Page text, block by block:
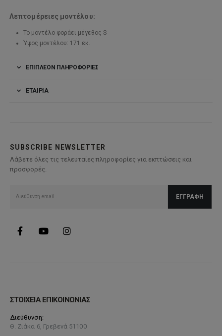
Λεπτομέρειες μοντέλου:
Το μοντέλο φοράει μέγεθος S
Ύψος μοντέλου: 171 εκ.
ΕΠΙΠΛΈΟΝ ΠΛΗΡΟΦΟΡΊΕΣ
ΕΤΑΙΡΊΑ
SUBSCRIBE NEWSLETTER
Λάβετε όλες τις τελευταίες πληροφορίες για εκπτώσεις και
προσφορές.
ΣΤΟΙΧΕΙΑ ΕΠΙΚΟΙΝΩΝΙΑΣ
Διεύθυνση:
Θ. Ζιάκα 6, Γρεβενά 51100